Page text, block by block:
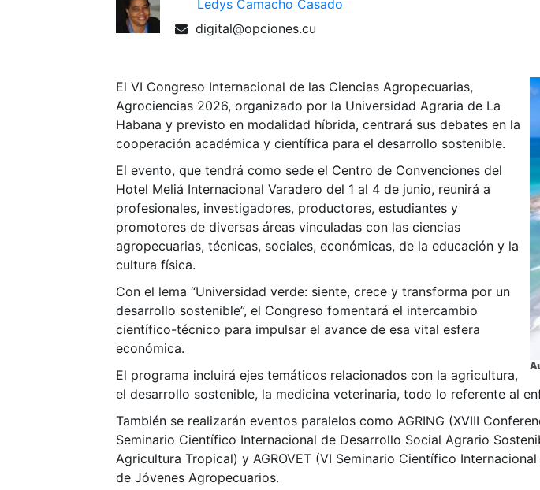
Ledys Camacho Casado
digital@opciones.cu
El VI Congreso Internacional de las Ciencias Agropecuarias,
Agrociencias 2026, organizado por la Universidad Agraria de La
Habana y previsto en modalidad híbrida, centrará sus debates en la
cooperación académica y científica para el desarrollo sostenible.
El evento, que tendrá como sede el Centro de Convenciones del
Hotel Meliá Internacional Varadero del 1 al 4 de junio, reunirá a
profesionales, investigadores, productores, estudiantes y
promotores de diversas áreas vinculadas con las ciencias
agropecuarias, técnicas, sociales, económicas, de la educación y la
cultura física.
Con el lema “Universidad verde: siente, crece y transforma por un
desarrollo sostenible”, el Congreso fomentará el intercambio
científico-técnico para impulsar el avance de esa vital esfera
económica.
El programa incluirá ejes temáticos relacionados con la agricultura,
el desarrollo sostenible, la medicina veterinaria, todo lo referente al
También se realizarán eventos paralelos como AGRING (XVIII
Seminario Científico Internacional de Desarrollo Social Agrario
Agricultura Tropical) y AGROVET (VI Seminario Científico
de Jóvenes Agropecuarios.